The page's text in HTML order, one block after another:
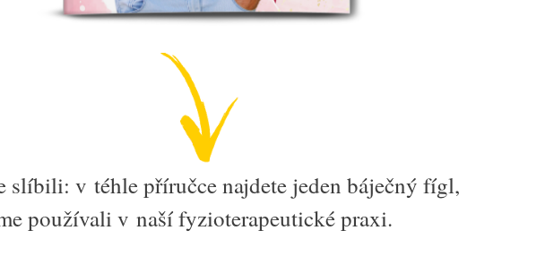
slíbili: v téhle příručce najdete jeden báječný fígl,
používali v naší fyzioterapeutické praxi.